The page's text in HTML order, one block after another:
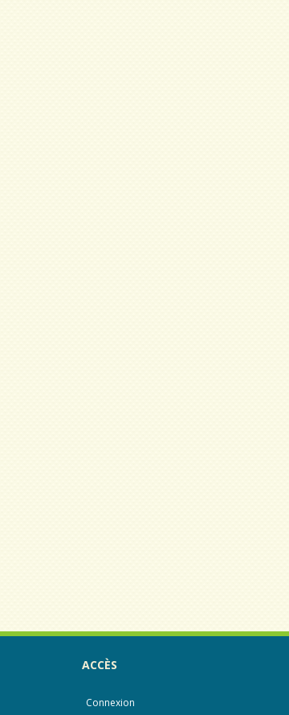
ACCÈS
Connexion